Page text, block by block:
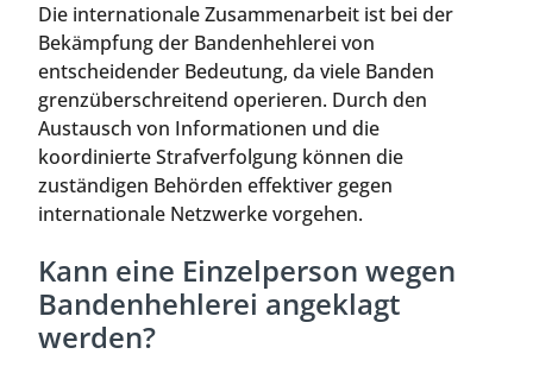
Die internationale Zusammenarbeit ist bei der
Bekämpfung der Bandenhehlerei von
entscheidender Bedeutung, da viele Banden
grenzüberschreitend operieren. Durch den
Austausch von Informationen und die
koordinierte Strafverfolgung können die
zuständigen Behörden effektiver gegen
internationale Netzwerke vorgehen.
Kann eine Einzelperson wegen
Bandenhehlerei angeklagt
werden?